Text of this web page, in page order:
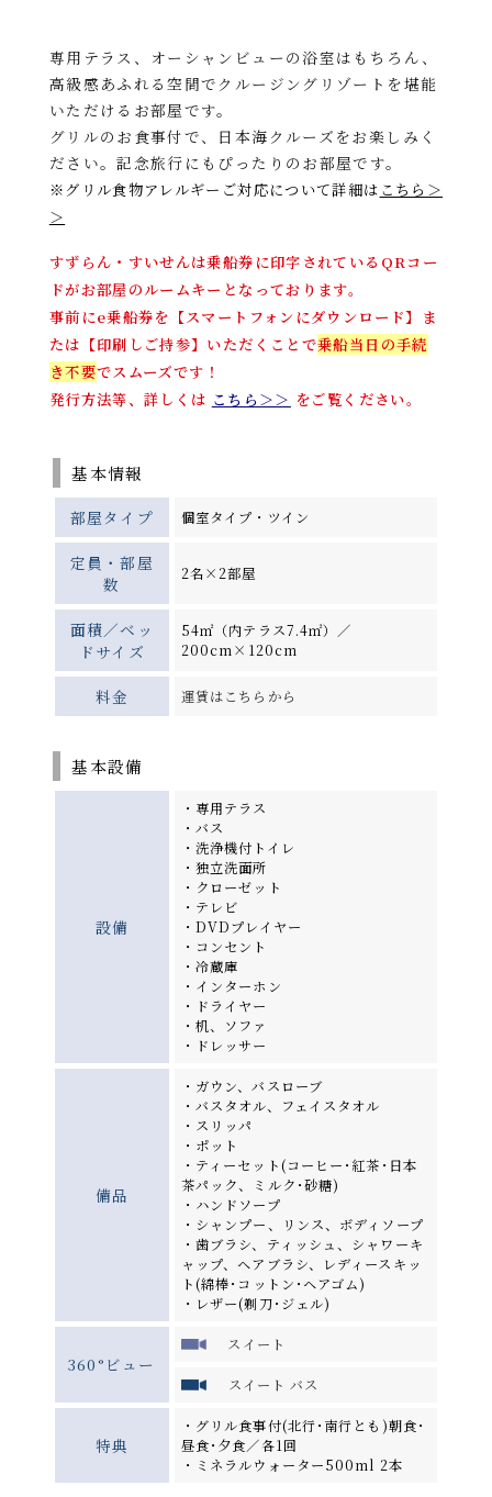
専用テラス、オーシャンビューの浴室はもちろん、
高級感あふれる空間でクルージングリゾートを堪能
いただけるお部屋です。
グリルのお食事付で、日本海クルーズをお楽しみく
ださい。記念旅行にもぴったりのお部屋です。
※ グリル食物アレルギーご対応について詳細は こちら＞
＞
すずらん・すいせんは乗船券に印字されているQRコー
ドがお部屋のルームキーとなっております。
事前にe乗船券を【スマートフォンにダウンロード】ま
たは【印刷しご持参】いただくことで乗船当日の手続
き不要でスムーズです！
発行方法等、詳しくは こちら＞＞ をご覧ください。
基本情報
部屋タイプ 個室タイプ・ツイン
定員・部屋
数
2名×2部屋
面積／ベッ
ドサイズ
54㎡（内テラス7.4㎡）／
200cm×120cm
料金 運賃はこちらから
基本設備
設備
・専用テラス
・バス
・洗浄機付トイレ
・独立洗面所
・クローゼット
・テレビ
・DVDプレイヤー
・コンセント
・冷蔵庫
・インターホン
・ドライヤー
・机、ソファ
・ドレッサー
備品
・ガウン、バスローブ
・バスタオル、フェイスタオル
・スリッパ
・ポット
・ティーセット(コーヒー･紅茶･日本
茶パック、ミルク･砂糖)
・ハンドソープ
・シャンプー、リンス、ボディソープ
・歯ブラシ、ティッシュ、シャワーキ
ャップ、ヘアブラシ、レディースキッ
ト(綿棒･コットン･ヘアゴム)
・レザー(剃刀･ジェル)
360°ビュー
スイート
スイート バス
特典
・グリル食事付(北行･南行とも)朝食･
昼食･夕食／各1回
・ミネラルウォーター500ml 2本